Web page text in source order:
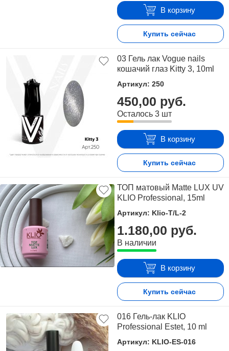
В корзину
Купить сейчас
03 Гель лак Vogue nails
кошачий глаз Kitty 3, 10ml
Артикул: 250
450,00 руб.
Осталось 3 шт
В корзину
Купить сейчас
ТОП матовый Matte LUX UV
KLIO Professional, 15ml
Артикул: Klio-T/L-2
1.180,00 руб.
В наличии
В корзину
Купить сейчас
016 Гель-лак KLIO
Professional Estet, 10 ml
Артикул: KLIO-ES-016